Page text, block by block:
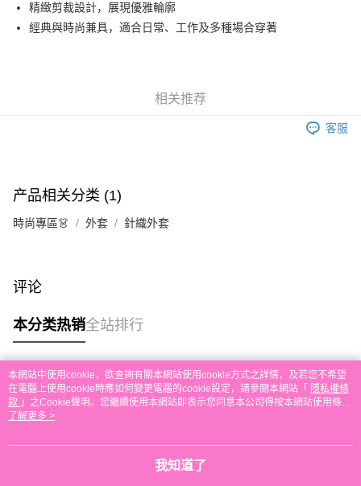
PayMe
eshop@colourmix-cosmetics.com** **我們不會處理沒有提供存款單據的訂
每笔HK$30.00，满HK$580.00(含以上)免运费
每笔HK$30.00，满HK$580.00(含以上)免运费
免运费
其他地区配送 查看运费
精緻剪裁設計，展現優雅輪廓
經典與時尚兼具，適合日常、工作及多種場合穿著
相关推荐
客服
产品相关分类 (1)
時尚專區👗 外套 針織外套
评论
本分类热销全站排行
热门标签
热销排行
本網站中使用cookie，欲查詢有關本網站使用cookie方式之詳情，及若您不希望
在電腦上使用cookie時應如何變更電腦的cookie設定，請參閱本網站「 隱私權條
款 」之Cookie聲明。您繼續使用本網站即表示您同意本公司得按本網站使用條款
之Cookie聲明使用cookie。
了解更多 >
我知道了